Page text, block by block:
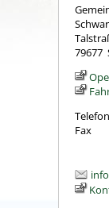
79677
Telefon
Fax